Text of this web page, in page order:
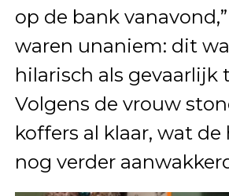
op de bank
waren unaniem: dit
hilarisch als gevaarlijk
Volgens de vrouw
koffers al klaar, wat
nog verder